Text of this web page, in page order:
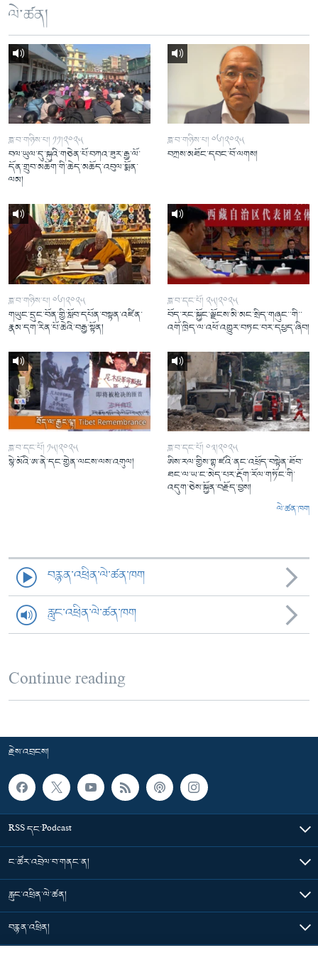
ལེ་ཚན།
ཟླ་བ་གཉིས་པ། ༡༡།༢༠༢༥
བལ་ཡུལ་དུ་སྐུའི་གཅེན་པོ་བཀའ་ཟུར་རྒྱ་ལོ་
དོན་གྲུབ་མཆོག་གི་ཆེད་མཆོད་འབུལ་སྨོན་
ལམ།
ཟླ་བ་གཉིས་པ། ༠༦།༢༠༢༥
བཀྲས་མཐོང་དབང་བོ་ལགས།
ཟླ་བ་གཉིས་པ། ༠༦།༢༠༢༥
གཡུང་དྲུང་བོན་གྱི་སློབ་དཔོན་བསྟན་འཛིན་
རྣམ་དག་རིན་པོ་ཆེའི་བརྒྱ་སྟོན།
ཟླ་བ་དང་པོ། ༢༥།༢༠༢༥
བོད་རང་སྐྱོང་ལྗོངས་མི་མང་སྲིད་གཞུང་་གི་་
འགོ་ཁྲིད་ལ་འཕོ་འགྱུར་བཏང་བར་དཔྱད་ཞིབ།
ཟླ་བ་དང་པོ། ༡༥།༢༠༢༥
སྙེ་མོའི་ཨ་ནེ་དང་གྱེན་ལངས་ལས་འགུལ།
ཟླ་བ་དང་པོ། ༠༣།༢༠༢༥
ཨིས་རལ་གྱིས་གྷ་ཛའི་ནང་འཕྲོད་བསྟེན་ཐོབ་
ཐང་ལ་ཡ་ང་མེད་པར་རྡོག་རོལ་གཏོང་གི་
འདུག་ཅེས་སྐྱོན་བརྗོད་བྱས།
ལེ་ཚན་ཁག
བརྙན་འཕྲིན་ལེ་ཚན་ཁག
རླུང་འཕྲིན་ལེ་ཚན་ཁག
Continue reading
རྗེས་འབྲངས།
RSS དང་Podcast
ང་ཚོར་འབྲེལ་བ་གནང་ན།
རླུང་འཕྲིན་ལེ་ཚན།
བརྙན་འཕྲིན།